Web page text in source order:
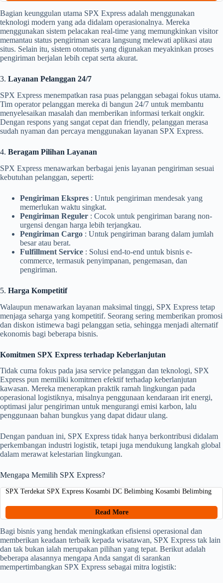
Bagian keunggulan utama SPX Express adalah menggunakan
teknologi modern yang ada didalam operasionalnya. Mereka
menggunakan sistem pelacakan real-time yang memungkinkan visitor
memantau status pengiriman secara langsung melewati aplikasi atau
situs. Selain itu, sistem otomatis yang digunakan meyakinkan proses
pengiriman berjalan lebih cepat serta akurat.
3. Layanan Pelanggan 24/7
SPX Express menempatkan rasa puas pelanggan sebagai fokus utama.
Tim operator pelanggan mereka di bangun 24/7 untuk membantu
menyelesaikan masalah dan memberikan informasi terkait ongkir.
Dengan respons yang sangat cepat dan friendly, pelanggan merasa
sudah nyaman dan percaya menggunakan layanan SPX Express.
4. Beragam Pilihan Layanan
SPX Express menawarkan berbagai jenis layanan pengiriman sesuai
kebutuhan pelanggan, seperti:
Pengiriman Ekspres : Untuk pengiriman mendesak yang
memerlukan waktu singkat.
Pengiriman Reguler : Cocok untuk pengiriman barang non-
urgensi dengan harga lebih terjangkau.
Pengiriman Cargo : Untuk pengiriman barang dalam jumlah
besar atau berat.
Fulfillment Service : Solusi end-to-end untuk bisnis e-
commerce, termasuk penyimpanan, pengemasan, dan
pengiriman.
5. Harga Kompetitif
Walaupun menawarkan layanan maksimal tinggi, SPX Express tetap
menjaga seharga yang kompetitif. Seorang sering memberikan promosi
dan diskon istimewa bagi pelanggan setia, sehingga menjadi alternatif
ekonomis bagi beberapa bisnis.
Komitmen SPX Express terhadap Keberlanjutan
Tidak cuma fokus pada jasa service pelanggan dan teknologi, SPX
Express pun memiliki komitmen efektif terhadap keberlanjutan
kawasan. Mereka menerapkan praktik ramah lingkungan pada
operasional logistiknya, misalnya penggunaan kendaraan irit energi,
optimasi jalur pengiriman untuk mengurangi emisi karbon, lalu
penggunaan bahan bungkus yang dapat didaur ulang.
Dengan panduan ini, SPX Express tidak hanya berkontribusi didalam
perkembangan industri logistik, tetapi juga mendukung langkah global
dalam merawat kelestarian lingkungan.
Mengapa Memilih SPX Express?
SPX Terdekat SPX Express Kosambi DC Belimbing Kosambi Belimbing
Read More
Bagi bisnis yang hendak meningkatkan efisiensi operasional dan
memberikan keadaan terbaik kepada wisatawan, SPX Express tak lain
dan tak bukan ialah merupakan pilihan yang tepat. Berikut adalah
beberapa alasannya mengapa Anda sangat di sarankan
mempertimbangkan SPX Express sebagai mitra logistik: